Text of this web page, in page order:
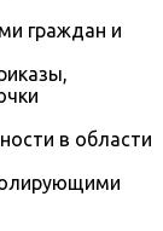
граждан и
в области